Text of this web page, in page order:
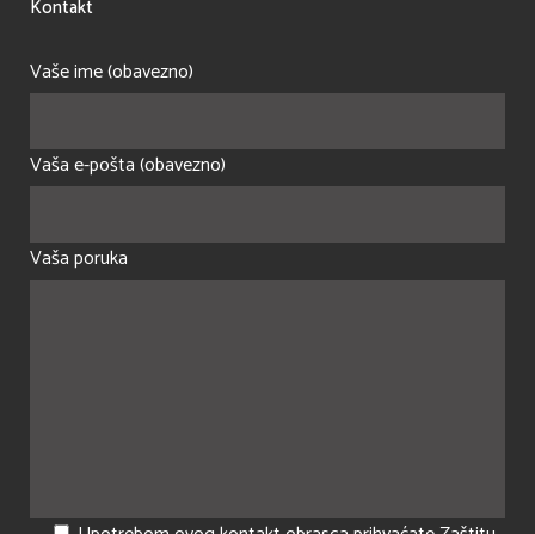
Kontakt
Vaše ime (obavezno)
Vaša e-pošta (obavezno)
Vaša poruka